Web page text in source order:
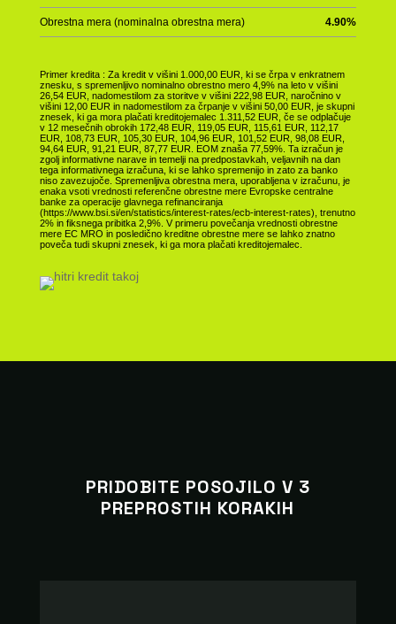
Obrestna mera (nominalna obrestna mera) 4.90%
Primer kredita : Za kredit v višini 1.000,00 EUR, ki se črpa v enkratnem
znesku, s spremenljivo nominalno obrestno mero 4,9% na leto v višini
26,54 EUR, nadomestilom za storitve v višini 222,98 EUR, naročnino v
višini 12,00 EUR in nadomestilom za črpanje v višini 50,00 EUR, je skupni
znesek, ki ga mora plačati kreditojemalec 1.311,52 EUR, če se odplačuje
v 12 mesečnih obrokih 172,48 EUR, 119,05 EUR, 115,61 EUR, 112,17
EUR, 108,73 EUR, 105,30 EUR, 104,96 EUR, 101,52 EUR, 98,08 EUR,
94,64 EUR, 91,21 EUR, 87,77 EUR. EOM znaša 77,59%. Ta izračun je
zgolj informativne narave in temelji na predpostavkah, veljavnih na dan
tega informativnega izračuna, ki se lahko spremenijo in zato za banko
niso zavezujoče. Spremenljiva obrestna mera, uporabljena v izračunu, je
enaka vsoti vrednosti referenčne obrestne mere Evropske centralne
banke za operacije glavnega refinanciranja
(https://www.bsi.si/en/statistics/interest-rates/ecb-interest-rates), trenutno
2% in fiksnega pribitka 2,9%. V primeru povečanja vrednosti obrestne
mere EC MRO in posledično kreditne obrestne mere se lahko znatno
poveča tudi skupni znesek, ki ga mora plačati kreditojemalec.
PRIDOBITE POSOJILO V 3
PREPROSTIH KORAKIH